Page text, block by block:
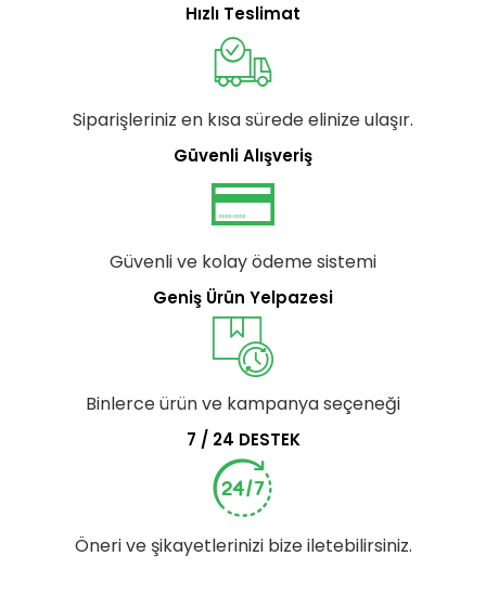
Hızlı Teslimat
Siparişleriniz en kısa sürede elinize ulaşır.
Güvenli Alışveriş
Güvenli ve kolay ödeme sistemi
Geniş Ürün Yelpazesi
Binlerce ürün ve kampanya seçeneği
7 / 24 DESTEK
Öneri ve şikayetlerinizi bize iletebilirsiniz.